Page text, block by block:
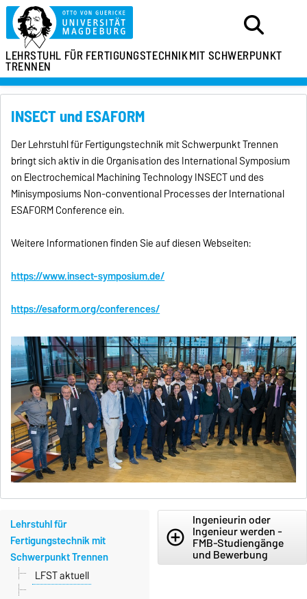
LEHRSTUHL FÜR FERTIGUNGSTECHNIKMIT SCHWERPUNKT
TRENNEN
INSECT und ESAFORM
Der Lehrstuhl für Fertigungstechnik mit Schwerpunkt Trennen
bringt sich aktiv in die Organisation des International Symposium
on Electrochemical Machining Technology INSECT und des
Minisymposiums Non-conventional Processes der International
ESAFORM Conference ein.
Weitere Informationen finden Sie auf diesen Webseiten:
https://www.insect-symposium.de/
https://esaform.org/conferences/
add_circle_outline
Ingenieurin oder
Ingenieur werden -
FMB-Studiengänge
und Bewerbung
Lehrstuhl für
Fertigungstechnik mit
Schwerpunkt Trennen
LFST aktuell